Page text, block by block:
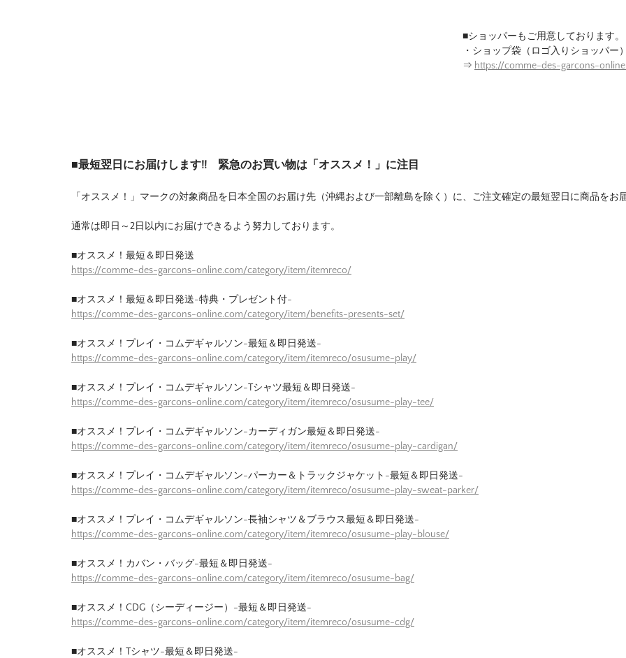
■ショッパーもご用意しております。
・ショップ袋（ロゴ入りショッパー）
⇒ https://comme-des-garcons-
■最短翌日にお届けします!! 緊急のお買い物は「オススメ！」に注目
「オススメ！」マークの対象商品を日本全国のお届け先（沖縄および一部離島を除く）に、ご注文確定の最短翌日に商品をお
通常は即日～2日以内にお届けできるよう努力しております。
■オススメ！最短＆即日発送
https://comme-des-garcons-online.com/category/item/itemreco/
■オススメ！最短＆即日発送-特典・プレゼント付-
https://comme-des-garcons-online.com/category/item/benefits-presents-set/
■オススメ！プレイ・コムデギャルソン-最短＆即日発送-
https://comme-des-garcons-online.com/category/item/itemreco/osusume-play/
■オススメ！プレイ・コムデギャルソン-Tシャツ最短＆即日発送-
https://comme-des-garcons-online.com/category/item/itemreco/osusume-play-tee/
■オススメ！プレイ・コムデギャルソン-カーディガン最短＆即日発送-
https://comme-des-garcons-online.com/category/item/itemreco/osusume-play-cardigan/
■オススメ！プレイ・コムデギャルソン-パーカー＆トラックジャケット-最短＆即日発送-
https://comme-des-garcons-online.com/category/item/itemreco/osusume-play-sweat-parker/
■オススメ！プレイ・コムデギャルソン-長袖シャツ＆ブラウス最短＆即日発送-
https://comme-des-garcons-online.com/category/item/itemreco/osusume-play-blouse/
■オススメ！カバン・バッグ-最短＆即日発送-
https://comme-des-garcons-online.com/category/item/itemreco/osusume-bag/
■オススメ！CDG（シーディージー）-最短＆即日発送-
https://comme-des-garcons-online.com/category/item/itemreco/osusume-cdg/
■オススメ！Tシャツ-最短＆即日発送-